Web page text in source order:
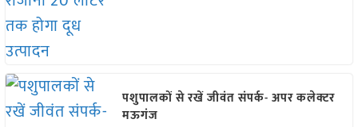
पशुपालकों से रखें जीवंत संपर्क- अपर कलेक्टर
मऊगंज